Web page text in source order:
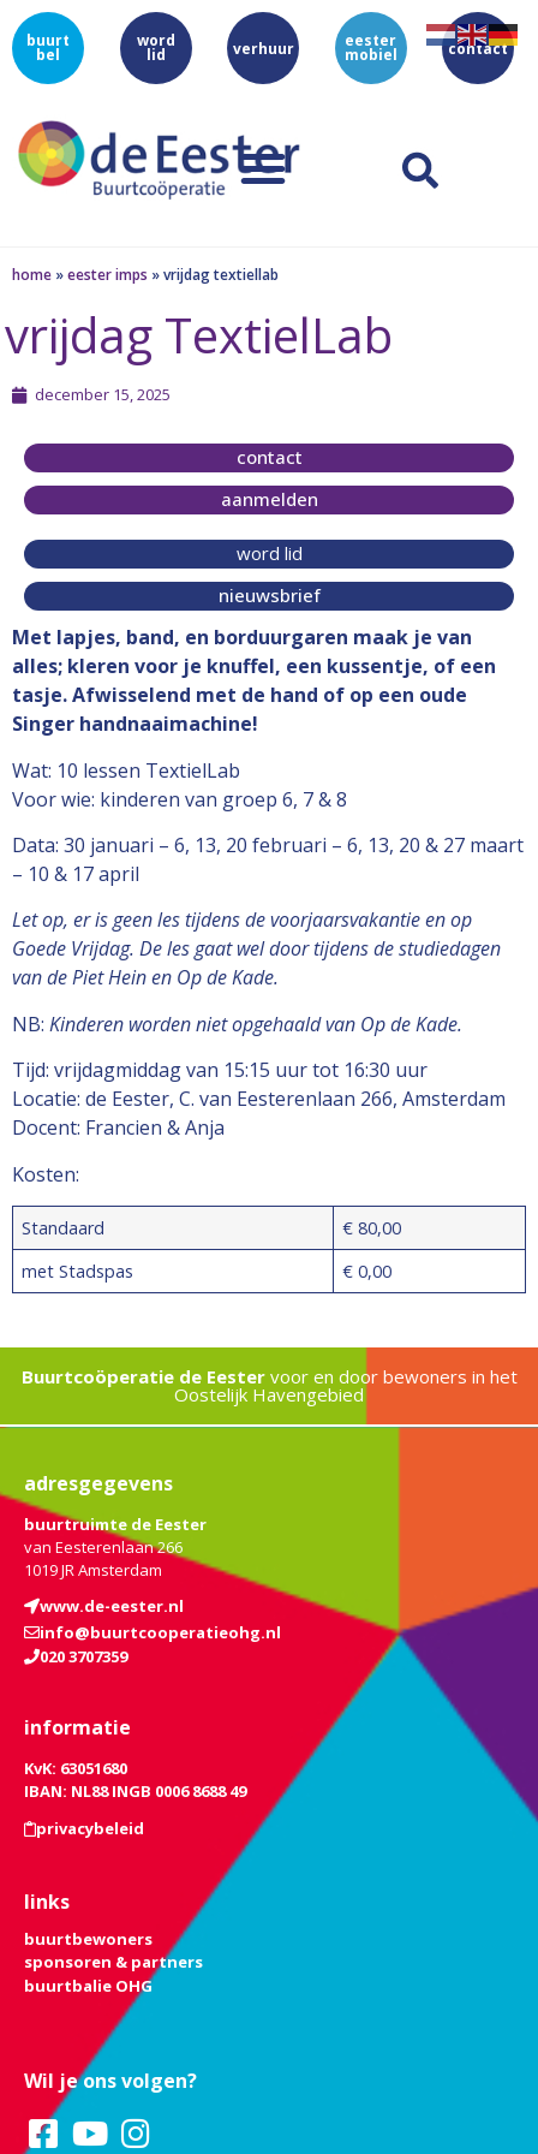
buurt
bel
word
lid verhuur eester
mobiel contact
home »eester imps »vrijdag textiellab
vrijdag TextielLab
december 15, 2025
contact
aanmelden
word lid
nieuwsbrief
Met lapjes, band, en borduurgaren maak je van
alles; kleren voor je knuffel, een kussentje, of een
tasje. Afwisselend met de hand of op een oude
Singer handnaaimachine!
Wat: 10 lessen TextielLab
Voor wie: kinderen van groep 6, 7 & 8
Data: 30 januari – 6, 13, 20 februari – 6, 13, 20 & 27 maart
– 10 & 17 april
Let op, er is geen les tijdens de voorjaarsvakantie en op
Goede Vrijdag. De les gaat wel door tijdens de studiedagen
van de Piet Hein en Op de Kade.
NB: Kinderen worden niet opgehaald van Op de Kade.
Tijd: vrijdagmiddag van 15:15 uur tot 16:30 uur
Locatie: de Eester, C. van Eesterenlaan 266, Amsterdam
Docent: Francien & Anja
Kosten:
Standaard
€ 80,00
met Stadspas
€ 0,00
Buurtcoöperatie de Eestervoor en door bewoners in het
Oostelijk Havengebied
adresgegevens
buurtruimte de Eester
van Eesterenlaan 266
1019 JR Amsterdam
www.de-eester.nl
info@buurtcooperatieohg.nl
020 3707359
informatie
KvK: 63051680
IBAN: NL88 INGB 0006 8688 49
privacybeleid
links
buurtbewoners
sponsoren & partners
buurtbalie OHG
Wil je ons volgen?